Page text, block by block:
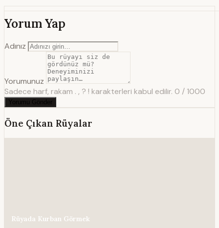
Yorum Yap
Adınız
Yorumunuz
Sadece harf, rakam . , ? ! karakterleri kabul edilir. 0 / 1000
Yorumu Gönder
Öne Çıkan Rüyalar
Rüyada Kurban Görmek